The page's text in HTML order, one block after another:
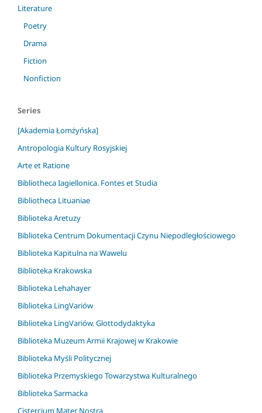
Literature
Poetry
Drama
Fiction
Nonfiction
Series
[Akademia Łomżyńska]
Antropologia Kultury Rosyjskiej
Arte et Ratione
Bibliotheca Iagiellonica. Fontes et Studia
Bibliotheca Lituaniae
Biblioteka Aretuzy
Biblioteka Centrum Dokumentacji Czynu Niepodległościowego
Biblioteka Kapitulna na Wawelu
Biblioteka Krakowska
Biblioteka Lehahayer
Biblioteka LingVariów
Biblioteka LingVariów. Glottodydaktyka
Biblioteka Muzeum Armii Krajowej w Krakowie
Biblioteka Myśli Politycznej
Biblioteka Przemyskiego Towarzystwa Kulturalnego
Biblioteka Sarmacka
Cistercium Mater Nostra